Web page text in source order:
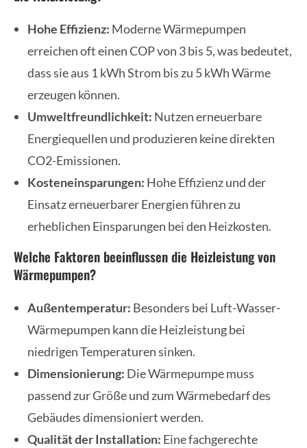
Hohe Effizienz: Moderne Wärmepumpen
erreichen oft einen COP von 3 bis 5, was bedeutet,
dass sie aus 1 kWh Strom bis zu 5 kWh Wärme
erzeugen können.
Umweltfreundlichkeit: Nutzen erneuerbare
Energiequellen und produzieren keine direkten
CO2-Emissionen.
Kosteneinsparungen: Hohe Effizienz und der
Einsatz erneuerbarer Energien führen zu
erheblichen Einsparungen bei den Heizkosten.
Welche Faktoren beeinflussen die Heizleistung von
Wärmepumpen?
Außentemperatur: Besonders bei Luft-Wasser-
Wärmepumpen kann die Heizleistung bei
niedrigen Temperaturen sinken.
Dimensionierung: Die Wärmepumpe muss
passend zur Größe und zum Wärmebedarf des
Gebäudes dimensioniert werden.
Qualität der Installation: Eine fachgerechte